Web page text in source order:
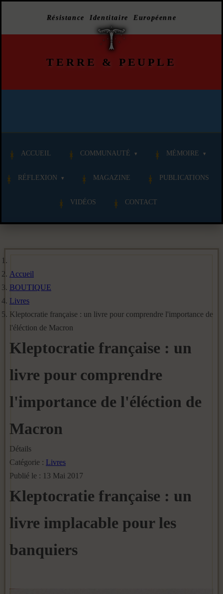
Résistance Identitaire Européenne
TERRE & PEUPLE
ACCUEIL COMMUNAUTÉ MÉMOIRE
RÉFLEXION MAGAZINE PUBLICATIONS
VIDÉOS CONTACT
Accueil
BOUTIQUE
Livres
Kleptocratie française : un livre pour comprendre l'importance de
l'éléction de Macron
Kleptocratie française : un
livre pour comprendre
l'importance de l'éléction de
Macron
Détails
Catégorie : Livres
Publié le : 13 Mai 2017
Kleptocratie française : un
livre implacable pour les
banquiers